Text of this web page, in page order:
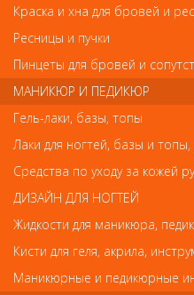
Код
Обратите внимание
Внешний вид товара «Деваль
сайте. Несовпадение
реального товара с
является показателем
Краска и хна для бровей и
Ресницы и пучки
Пинцеты для бровей и
МАНИКЮР И ПЕДИКЮР
Гель-лаки, базы, топы
Лаки для ногтей, базы и топы,
Средства по уходу за кожей
ДИЗАЙН ДЛЯ НОГТЕЙ
Жидкости для маникюра,
Кисти для геля, акрила,
Маникюрные и педикюрные